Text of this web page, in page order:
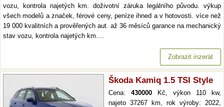
vozu, kontrola najetých km. doživotní záruka legálního původu. výkup
všech modelů a značek, férové ceny, peníze ihned a v hotovosti. více než
19 000 kvalitních a prověřených aut. až 36 měsíců garance na mechanický
stav vozu, kontrola najetých km.…
Zobrazit inzerát
Škoda Kamiq 1.5 TSI Style
Cena: 430000 Kč, výkon 110 kw,
najeto 37267 km, rok výroby: 2022,